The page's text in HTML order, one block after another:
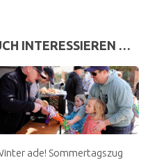
INTERESSIEREN …
ade! Sommertagszug